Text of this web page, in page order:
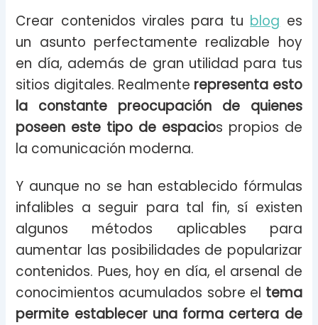
Crear contenidos virales para tu blog es
un asunto perfectamente realizable hoy
en día, además de gran utilidad para tus
sitios digitales. Realmente representa esto
la constante preocupación de quienes
poseen este tipo de espacios propios de
la comunicación moderna.
Y aunque no se han establecido fórmulas
infalibles a seguir para tal fin, sí existen
algunos métodos aplicables para
aumentar las posibilidades de popularizar
contenidos. Pues, hoy en día, el arsenal de
conocimientos acumulados sobre el tema
permite establecer una forma certera de